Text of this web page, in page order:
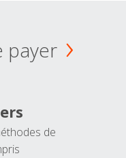
payer
de